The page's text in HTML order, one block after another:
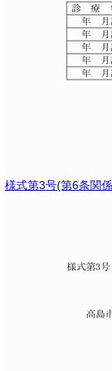
様式第3号(第6条関